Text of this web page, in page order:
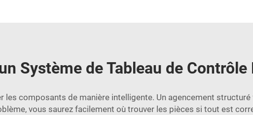
Système de Tableau de
les composants de manière intelligente. Un agencement
vous saurez facilement où trouver les pièces si tout est